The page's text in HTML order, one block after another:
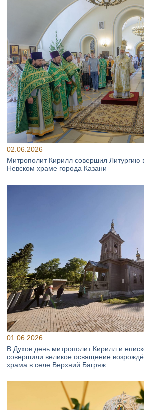
02.06.2026
Митрополит Кирилл совершил Литургию
Невском храме города Казани
01.06.2026
В Духов день митрополит Кирилл и
совершили великое освящение
храма в селе Верхний Багряж